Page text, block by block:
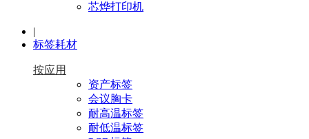
芯烨打印机
|
标签耗材
按应用
资产标签
会议胸卡
耐高温标签
耐低温标签